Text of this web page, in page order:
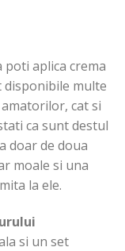
poti aplica crema
disponibile multe
cat si
ca sunt destul
doar de doua
moale si una
la ele.
si un set